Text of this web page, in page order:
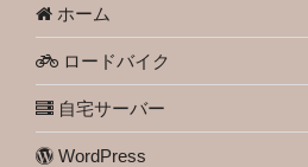
ホーム
ロードバイク
自宅サーバー
WordPress